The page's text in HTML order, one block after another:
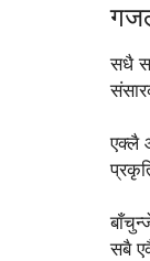
सधै
एक्लै
सबै